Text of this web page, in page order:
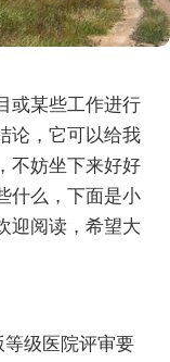
或某些工作进行
论，它可以给我
不妨坐下来好好
什么，下面是小
迎阅读，希望大
级医院评审要